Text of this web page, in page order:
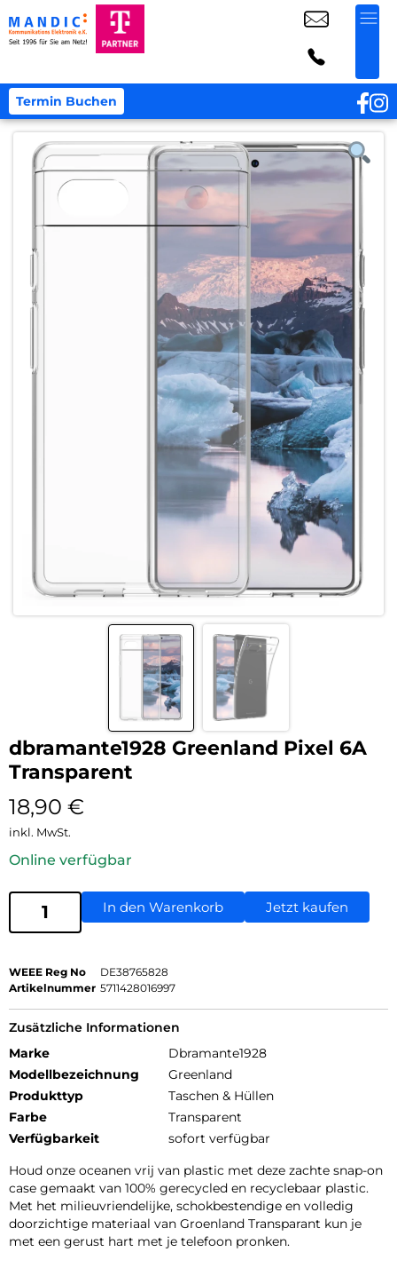
Termin Buchen
dbramante1928 Greenland Pixel 6A
Transparent
18,90 €
inkl. MwSt.
Online verfügbar
In den Warenkorb Jetzt kaufen
WEEE Reg No
DE38765828
Artikelnummer 5711428016997
Zusätzliche Informationen
Marke
Dbramante1928
Modellbezeichnung
Greenland
Produkttyp
Taschen & Hüllen
Farbe
Transparent
Verfügbarkeit
sofort verfügbar
Houd onze oceanen vrij van plastic met deze zachte snap-on
case gemaakt van 100% gerecycled en recyclebaar plastic.
Met het milieuvriendelijke, schokbestendige en volledig
doorzichtige materiaal van Groenland Transparant kun je
met een gerust hart met je telefoon pronken.